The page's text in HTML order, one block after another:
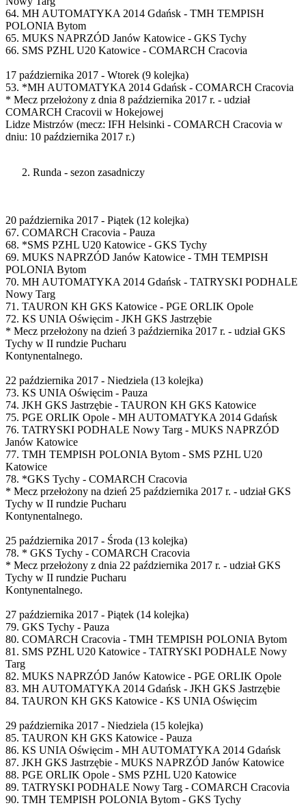
64. MH AUTOMATYKA 2014 Gdańsk - TMH TEMPISH
POLONIA Bytom
65. MUKS NAPRZÓD Janów Katowice - GKS Tychy
66. SMS PZHL U20 Katowice - COMARCH Cracovia
17 października 2017 - Wtorek (9 kolejka)
53. *MH AUTOMATYKA 2014 Gdańsk - COMARCH Cracovia
* Mecz przełożony z dnia 8 października 2017 r. - udział
COMARCH Cracovii w Hokejowej
Lidze Mistrzów (mecz: IFH Helsinki - COMARCH Cracovia w
dniu: 10 października 2017 r.)
Runda - sezon zasadniczy
20 października 2017 - Piątek (12 kolejka)
67. COMARCH Cracovia - Pauza
68. *SMS PZHL U20 Katowice - GKS Tychy
69. MUKS NAPRZÓD Janów Katowice - TMH TEMPISH
POLONIA Bytom
70. MH AUTOMATYKA 2014 Gdańsk - TATRYSKI PODHALE
Nowy Targ
71. TAURON KH GKS Katowice - PGE ORLIK Opole
72. KS UNIA Oświęcim - JKH GKS Jastrzębie
* Mecz przełożony na dzień 3 października 2017 r. - udział GKS
Tychy w II rundzie Pucharu
Kontynentalnego.
22 października 2017 - Niedziela (13 kolejka)
73. KS UNIA Oświęcim - Pauza
74. JKH GKS Jastrzębie - TAURON KH GKS Katowice
75. PGE ORLIK Opole - MH AUTOMATYKA 2014 Gdańsk
76. TATRYSKI PODHALE Nowy Targ - MUKS NAPRZÓD
Janów Katowice
77. TMH TEMPISH POLONIA Bytom - SMS PZHL U20
Katowice
78. *GKS Tychy - COMARCH Cracovia
* Mecz przełożony na dzień 25 października 2017 r. - udział GKS
Tychy w II rundzie Pucharu
Kontynentalnego.
25 października 2017 - Środa (13 kolejka)
78. * GKS Tychy - COMARCH Cracovia
* Mecz przełożony z dnia 22 października 2017 r. - udział GKS
Tychy w II rundzie Pucharu
Kontynentalnego.
27 października 2017 - Piątek (14 kolejka)
79. GKS Tychy - Pauza
80. COMARCH Cracovia - TMH TEMPISH POLONIA Bytom
81. SMS PZHL U20 Katowice - TATRYSKI PODHALE Nowy
Targ
82. MUKS NAPRZÓD Janów Katowice - PGE ORLIK Opole
83. MH AUTOMATYKA 2014 Gdańsk - JKH GKS Jastrzębie
84. TAURON KH GKS Katowice - KS UNIA Oświęcim
29 października 2017 - Niedziela (15 kolejka)
85. TAURON KH GKS Katowice - Pauza
86. KS UNIA Oświęcim - MH AUTOMATYKA 2014 Gdańsk
87. JKH GKS Jastrzębie - MUKS NAPRZÓD Janów Katowice
88. PGE ORLIK Opole - SMS PZHL U20 Katowice
89. TATRYSKI PODHALE Nowy Targ - COMARCH Cracovia
90. TMH TEMPISH POLONIA Bytom - GKS Tychy